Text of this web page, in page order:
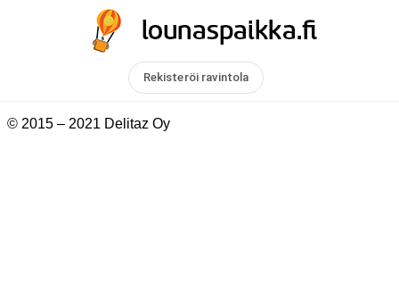
Rekisteröi ravintola
© 2015 – 2021 Delitaz Oy